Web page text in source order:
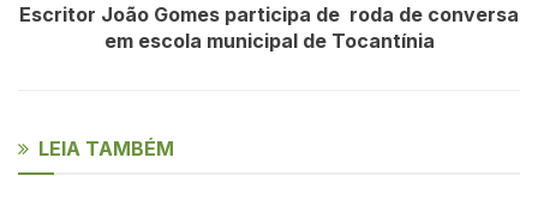
Escritor João Gomes participa de roda de conversa
em escola municipal de Tocantínia
LEIA TAMBÉM